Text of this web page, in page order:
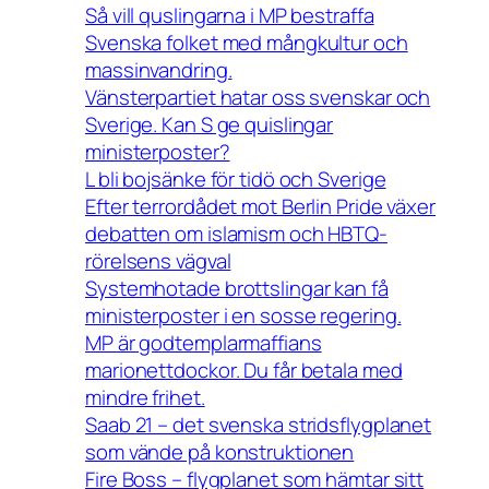
Så vill quslingarna i MP bestraffa
Svenska folket med mångkultur och
massinvandring.
Vänsterpartiet hatar oss svenskar och
Sverige. Kan S ge quislingar
ministerposter?
L bli bojsänke för tidö och Sverige
Efter terrordådet mot Berlin Pride växer
debatten om islamism och HBTQ-
rörelsens vägval
Systemhotade brottslingar kan få
ministerposter i en sosse regering.
MP är godtemplarmaffians
marionettdockor. Du får betala med
mindre frihet.
Saab 21 – det svenska stridsflygplanet
som vände på konstruktionen
Fire Boss – flygplanet som hämtar sitt